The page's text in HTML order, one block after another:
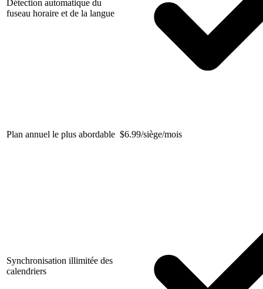
Détection automatique du
fuseau horaire et de la langue
Plan annuel le plus abordable $6.99/siège/mois
Synchronisation illimitée des
calendriers